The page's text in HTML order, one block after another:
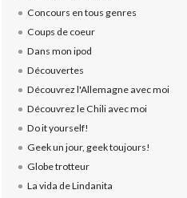
Concours en tous genres
Coups de coeur
Dans mon ipod
Découvertes
Découvrez l'Allemagne avec moi
Découvrez le Chili avec moi
Do it yourself!
Geek un jour, geek toujours!
Globe trotteur
La vida de Lindanita